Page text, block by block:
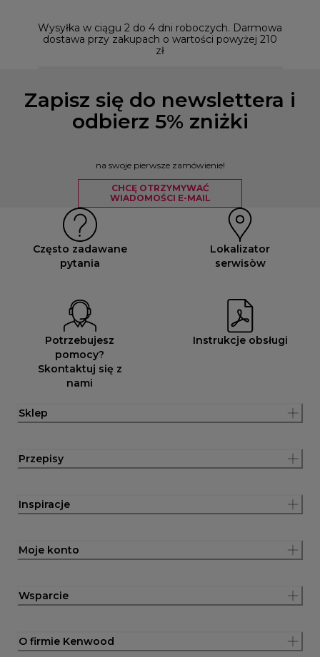
Wysyłka w ciągu 2 do 4 dni roboczych. Darmowa
dostawa przy zakupach o wartości powyżej 210
zł
Zapisz się do newslettera i
odbierz 5% zniżki
na swoje pierwsze zamówienie!
CHCĘ OTRZYMYWAĆ
WIADOMOŚCI E-MAIL
Często zadawane
pytania
Lokalizator
serwisòw
Potrzebujesz
pomocy?
Skontaktuj się z
nami
Instrukcje obsługi
Sklep
Przepisy
Inspiracje
Moje konto
Wsparcie
O firmie Kenwood